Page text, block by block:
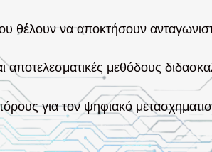
θέλουν να αποκτήσουν
μεθόδους
για τον ψηφιακό